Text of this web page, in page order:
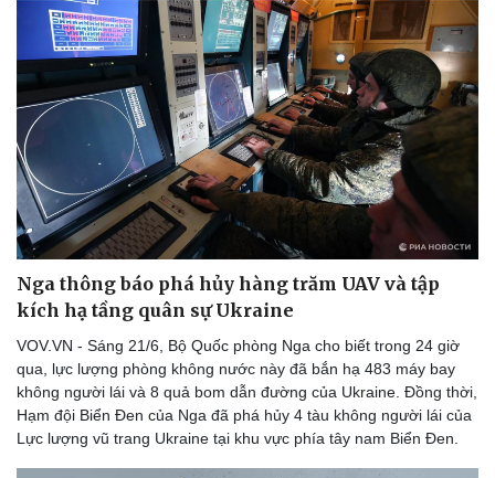
Thể thao
Bóng đá
Lịch thi đấu bóng đá
Thế giới thể thao
eSports
Hậu trường
Ô tô - Xe máy
Xe máy
Tư vấn
Nga thông báo phá hủy hàng trăm UAV và tập
kích hạ tầng quân sự Ukraine
VOV.VN - Sáng 21/6, Bộ Quốc phòng Nga cho biết trong 24 giờ
qua, lực lượng phòng không nước này đã bắn hạ 483 máy bay
không người lái và 8 quả bom dẫn đường của Ukraine. Đồng thời,
Hạm đội Biển Đen của Nga đã phá hủy 4 tàu không người lái của
Lực lượng vũ trang Ukraine tại khu vực phía tây nam Biển Đen.